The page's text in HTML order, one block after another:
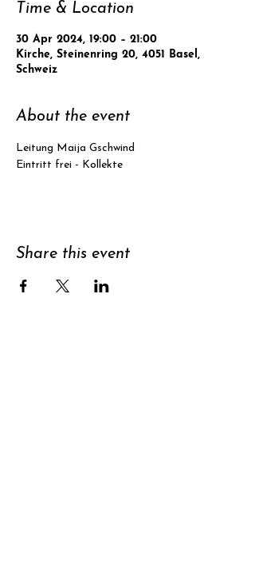
Time & Location
30 Apr 2024, 19:00 – 21:00
Kirche, Steinenring 20, 4051 Basel,
Schweiz
About the event
Leitung Maija Gschwind
Eintritt frei - Kollekte
Share this event